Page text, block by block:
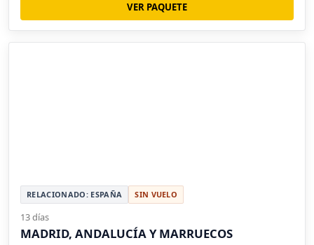
VER PAQUETE
RELACIONADO: ESPAÑA SIN VUELO
13 días
MADRID, ANDALUCÍA Y MARRUECOS